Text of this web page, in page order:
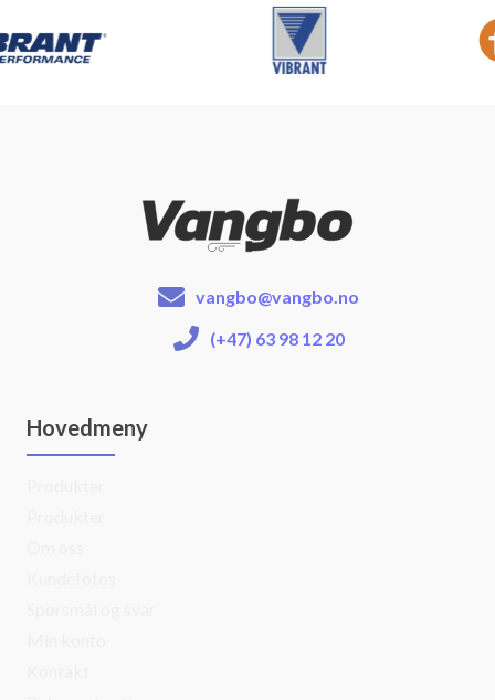
vangbo@vangbo.no
(+47) 63 98 12 20
Hovedmeny